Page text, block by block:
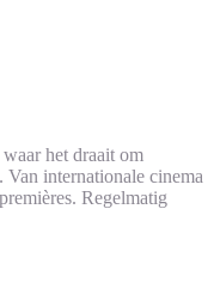
het draait om
internationale cinema
Regelmatig